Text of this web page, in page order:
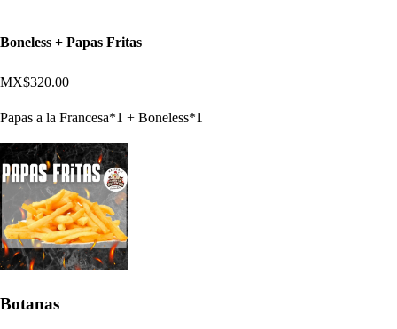
Boneless + Papas Fritas
MX$320.00
Papas a la Francesa*1 + Boneless*1
Botanas